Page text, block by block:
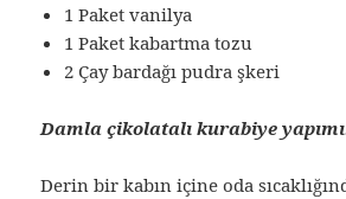
1 Paket vanilya
1 Paket kabartma tozu
2 Çay bardağı pudra şkeri
Damla çikolatalı kurabiye
Derin bir kabın içine oda